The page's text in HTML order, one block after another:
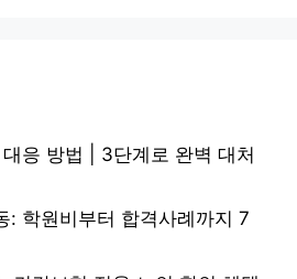
응 방법 | 3단계로 완벽 대처
: 학원비부터 합격사례까지 7